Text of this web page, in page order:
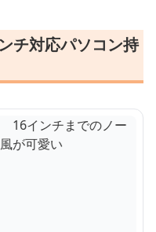
チ対応パソコン持